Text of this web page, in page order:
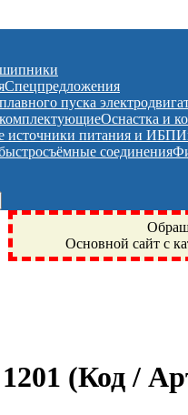
Спецпредложения
Оснастка и
Основной сайт с
NIS, NSK, JED,
(Код /